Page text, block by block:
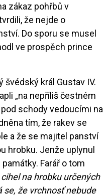
zákaz pohřbů v
že nejde o
Do sporu se musel
ve prospěch prince
švédský král Gustav IV.
„na nepříliš čestném
schody vedoucími na
tím, že rakev se
a že se majitel panství
hrobku. Jenže uplynul
Farář o tom
na hrobku určených
se, že vrchnosť nebude